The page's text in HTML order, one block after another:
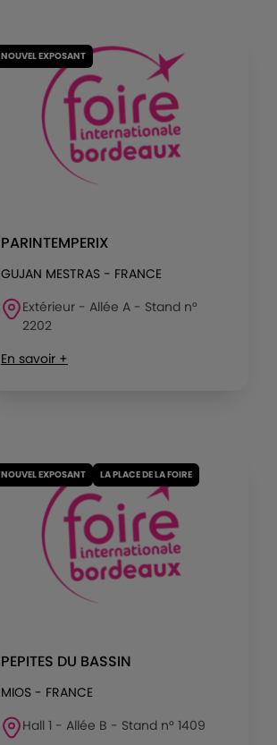
NOUVEL EXPOSANT
PARINTEMPERIX
GUJAN MESTRAS - FRANCE
Extérieur - Allée A - Stand n°
2202
En savoir +
NOUVEL EXPOSANT LA PLACE DE LA FOIRE
PEPITES DU BASSIN
MIOS - FRANCE
Hall 1 - Allée B - Stand n° 1409